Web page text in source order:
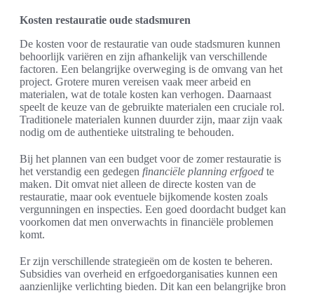
Kosten restauratie oude stadsmuren
De kosten voor de restauratie van oude stadsmuren kunnen
behoorlijk variëren en zijn afhankelijk van verschillende
factoren. Een belangrijke overweging is de omvang van het
project. Grotere muren vereisen vaak meer arbeid en
materialen, wat de totale kosten kan verhogen. Daarnaast
speelt de keuze van de gebruikte materialen een cruciale rol.
Traditionele materialen kunnen duurder zijn, maar zijn vaak
nodig om de authentieke uitstraling te behouden.
Bij het plannen van een budget voor de zomer restauratie is
het verstandig een gedegen financiële planning erfgoed te
maken. Dit omvat niet alleen de directe kosten van de
restauratie, maar ook eventuele bijkomende kosten zoals
vergunningen en inspecties. Een goed doordacht budget kan
voorkomen dat men onverwachts in financiële problemen
komt.
Er zijn verschillende strategieën om de kosten te beheren.
Subsidies van overheid en erfgoedorganisaties kunnen een
aanzienlijke verlichting bieden. Dit kan een belangrijke bron